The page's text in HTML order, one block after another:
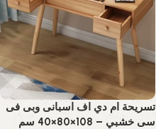
تسريحة ام دي اف اسبانى وبى فى
سى خشبي – 108×80×40 سم